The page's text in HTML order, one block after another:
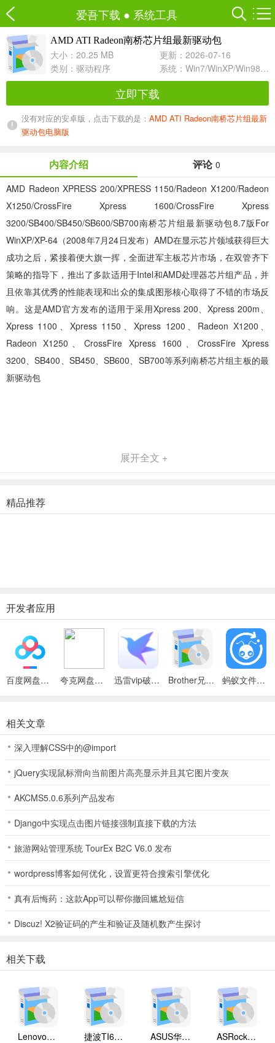
爱吾下载 ● 系统工具
AMD ATI Radeon南桥芯片组最新驱动包
8.7 For Vista/Vista-64
大小：20.25 MB
更新：2026-07-16
类别： 驱动程序 系统：Win7/WinXP/Win98/Win8/Win10兼容软件
立即下载
没有对应的安卓版，点击下载的是： AMD ATI Radeon南桥芯片组最新
驱动包电脑版
内容介绍 评论 0
AMD Radeon XPRESS 200/XPRESS 1150/Radeon X1200/Radeon
X1250/CrossFire Xpress 1600/CrossFire Xpress
3200/SB400/SB450/SB600/SB700南桥芯片组最新驱动包8.7版For
WinXP/XP-64（2008年7月24日发布）AMD在显示芯片领域获得巨大
成功之后，紧接着便大旗一挥，全面进军主板芯片市场，在双管齐下
策略的指导下，推出了多款适用于Intel和AMD处理器芯片组产品，并
且依靠其优秀的性能表现和出众的集成图形核心取得了不错的市场反
响。这是AMD官方发布的适用于采用Xpress 200、Xpress 200m、
Xpress 1100、Xpress 1150、Xpress 1200、Radeon X1200、
Radeon X1250、CrossFire Xpress 1600、CrossFire Xpress
3200、SB400、SB450、SB600、SB700等系列南桥芯片组主板的最
新驱动包
展开全文 +
精品推荐
开发者应用
百度网盘绿色免安装Pc电脑版 夸克网盘官方正式版 迅雷vip破解版永久会员2024版 Brother兄弟 MFC-8480DN多功能一体机ISIS驱动 蚂蚁文件（数据恢复大师）
相关文章
深入理解CSS中的@import
jQuery实现鼠标滑向当前图片高亮显示并且其它图片变灰
AKCMS5.0.6系列产品发布
Django中实现点击图片链接强制直接下载的方法
旅游网站管理系统 TourEx B2C V6.0 发布
wordpress博客如何优化，设置更符合搜索引擎优化
真有后悔药：这款App可以帮你撤回尴尬短信
Discuz! X2验证码的产生和验证及随机数产生探讨
相关下载
Lenovo联想 Ideapad Z465/Z565系列笔记本 声卡驱动
捷波TI61AG-A主板BIOS
ASUS华硕F1A55-M LX3 R2.0主板BIOS
ASRock华擎IMB-A160主板BIOS